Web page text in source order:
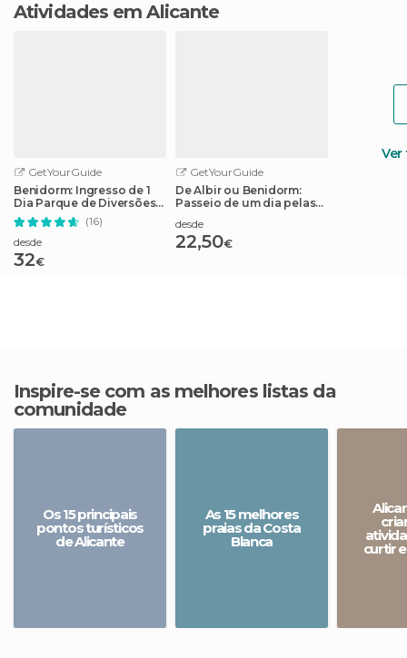
Atividades em Alicante
GetYourGuide
Benidorm: Ingresso de 1
Dia Parque de Diversões
Aqua Natura (16)
desde
32€
GetYourGuide
De Albir ou Benidorm:
Passeio de um dia pelas
desde
22,50€
Inspire-se com as melhores listas da
comunidade
Os 15 principais
pontos turísticos
de Alicante
As 15 melhores
praias da Costa
Blanca curtir